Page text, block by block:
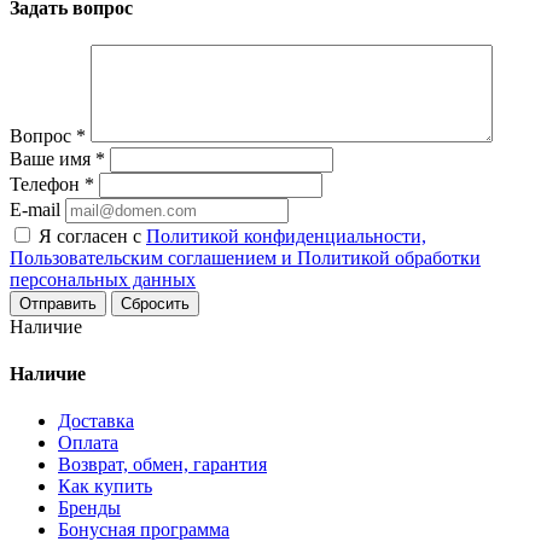
Задать вопрос
Вопрос *
Ваше имя *
Телефон *
E-mail
Я согласен с Политикой конфиденциальности,
Пользовательским соглашением и Политикой обработки
персональных данных
Сбросить
Наличие
Наличие
Доставка
Оплата
Возврат, обмен, гарантия
Как купить
Бренды
Бонусная программа